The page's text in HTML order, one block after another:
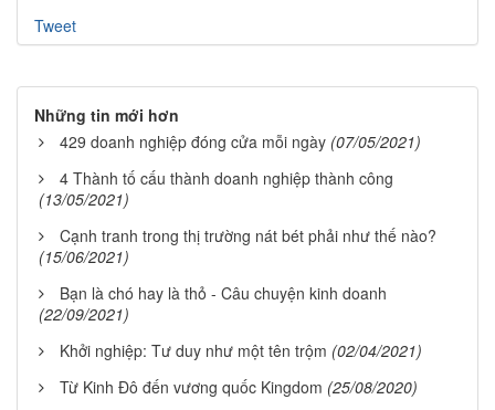
Tweet
Những tin mới hơn
429 doanh nghiệp đóng cửa mỗi ngày (07/05/2021)
4 Thành tố cấu thành doanh nghiệp thành công
(13/05/2021)
Cạnh tranh trong thị trường nát bét phải như thế nào?
(15/06/2021)
Bạn là chó hay là thỏ - Câu chuyện kinh doanh
(22/09/2021)
Khởi nghiệp: Tư duy như một tên trộm (02/04/2021)
Từ Kinh Đô đến vương quốc Kingdom (25/08/2020)